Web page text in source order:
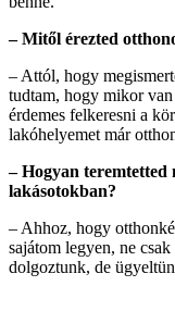
– Mitől érezted
– Attól, hogy
tudtam, hogy mikor
érdemes felkeresni a
lakóhelyemet már
– Hogyan teremtetted
lakásotokban?
– Ahhoz, hogy
sajátom legyen, ne
dolgoztunk, de